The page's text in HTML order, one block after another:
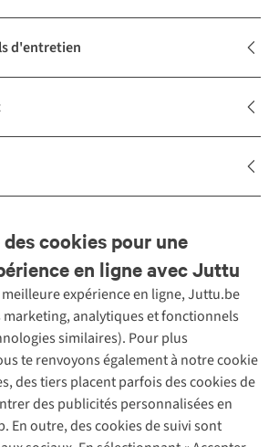
d'entretien
cookies pour une
en ligne avec Juttu
expérience en ligne, Juttu.be
marketing, analytiques et fonctionnels
similaires). Pour plus
te renvoyons également à notre cookie
des tiers placent parfois des cookies de
des publicités personnalisées en
En outre, des cookies de suivi sont